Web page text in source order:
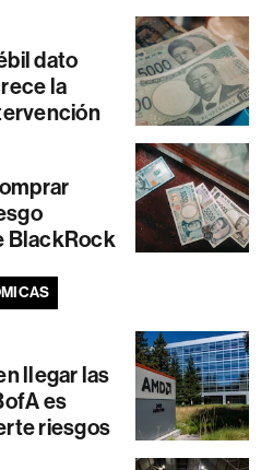
dato
la
BlackRock
llegar las
es
riesgos